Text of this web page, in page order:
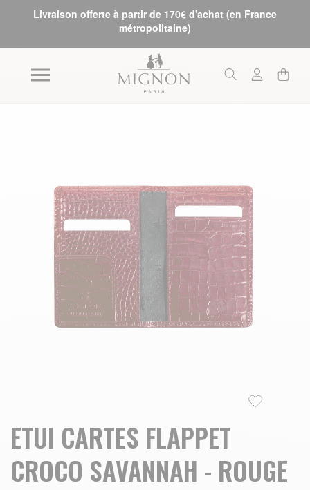
Livraison offerte à partir de 170€ d'achat (en France
métropolitaine)
ETUI CARTES FLAPPET
CROCO SAVANNAH - ROUGE